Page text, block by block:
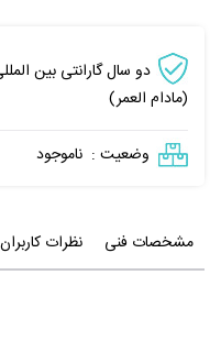
دو سال گارانتی بین
(مادام العمر)
وضعیت : ناموجود
مشخصات فنی نظرات کاربران